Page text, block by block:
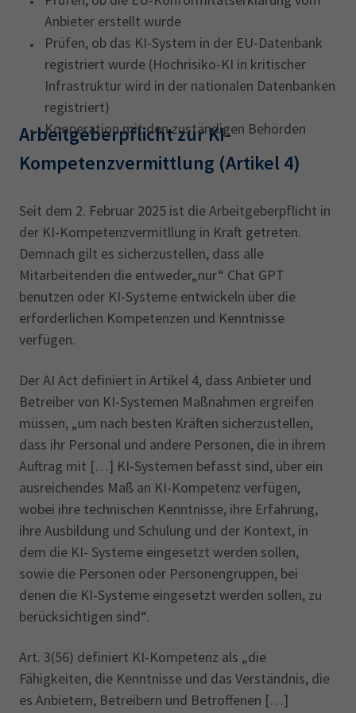
eine sorgfältige Prüfung erfordern:
Praxisbeispiele zur Verdeutlichung:
Verboten:Ein Einzelhändler setzt ohne
Wissen der Kunden KI ein, um deren
Emotionen während des Einkaufs zu
analysieren und das Kaufverhalten zu
Produkte basierend auf früheren Käufen
eines Kunden, wobei der Kunde über diese
Funktion informiert wurde und sie
deaktivieren kann.
Verboten:Eine Regierung bewertet
Bürger basierend auf ihrem Online-
Verhalten und gewährt oder verweigert
ihnen daraufhin bestimmte
Dienstleistungen.
Eine Bank bewertet die
Kreditwürdigkeit eines Kunden basierend
auf finanziellen Daten, wobei transparente
Kriterien verwendet werden und der
Kunde die Möglichkeit hat, die
Entscheidung anzufechten.
Strafverfolgung, etwa bei
Lügendetektoren oder zur Bewertung von
Beweismitteln
BeiMigration, Asyl und
Grenzkontrollen
europäischen und nationalen Rechts, für
Asyl- und Visaanträge oder zur
Aufdeckung, Anerkennung und
KI-Systeme, dieJustizbehörden
unterstützen unddemokratische
Prozessebeeinflussen können, z.B. das
Wahlverhalten und Wahlergebnisse.
Verpflichtungen nach Abschnitt II des AI
Acts, sofern eine Behörde dies anfordert
Barrierefreiheitsanforderungen gemäß
den Richtlinien (EU) 2016/2102 und (EU)
2019/882 erfüllen
Anbieter erstellt wurde
Prüfen, ob das KI-System in der EU-Datenbank
registriert wurde (Hochrisiko-KI in kritischer
Infrastruktur wird in der nationalen Datenbanken
registriert)
Kooperation mit den zuständigen Behörden
Arbeitgeberpflicht zur KI-
Kompetenzvermittlung (Artikel 4)
Seit dem 2. Februar 2025 ist die Arbeitgeberpflicht in
der KI-Kompetenzvermitllung in Kraft getreten.
Demnach gilt es sicherzustellen, dass alle
Mitarbeitenden die entweder„nur“ Chat GPT
benutzen oder KI-Systeme entwickeln über die
erforderlichen Kompetenzen und Kenntnisse
verfügen.
Der AI Act definiert in Artikel 4, dass Anbieter und
Betreiber von KI-Systemen Maßnahmen ergreifen
müssen, „um nach besten Kräften sicherzustellen,
dass ihr Personal und andere Personen, die in ihrem
Auftrag mit […] KI-Systemen befasst sind, über ein
ausreichendes Maß an KI-Kompetenz verfügen,
wobei ihre technischen Kenntnisse, ihre Erfahrung,
ihre Ausbildung und Schulung und der Kontext, in
dem die KI- Systeme eingesetzt werden sollen,
sowie die Personen oder Personengruppen, bei
denen die KI-Systeme eingesetzt werden sollen, zu
berücksichtigen sind“.
Art. 3(56) definiert KI-Kompetenz als „die
Fähigkeiten, die Kenntnisse und das Verständnis, die
es Anbietern, Betreibern und Betroffenen […]